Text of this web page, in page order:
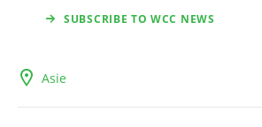
SUBSCRIBE TO WCC NEWS
Asie